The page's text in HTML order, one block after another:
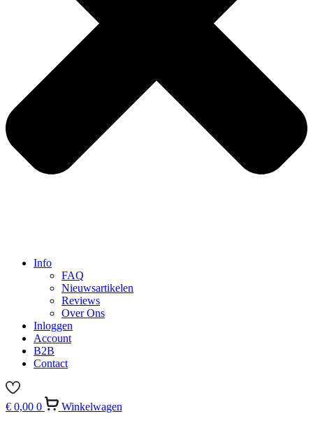
Info
FAQ
Nieuwsartikelen
Reviews
Over Ons
Inloggen
Account
B2B
Contact
€ 0,00 0
Winkelwagen